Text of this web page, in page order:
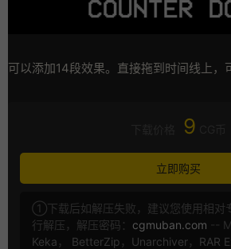
可以添加14段效果。直接拖到时间线上，
9
立即购买
①下载后如解压失败，建议您使用相对
行解压，解压密码： cgmuban.com --
Keka ， BetterZip ， Unarchiver， RAR